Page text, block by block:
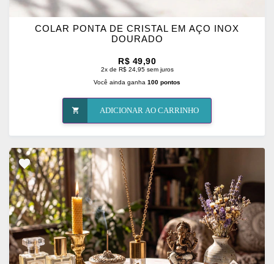
COLAR PONTA DE CRISTAL EM AÇO INOX
DOURADO
R$ 49,90
2x de R$ 24,95 sem juros
Você ainda ganha 100 pontos
ADICIONAR AO CARRINHO
ADICIONAR
OS
FAVORITOS